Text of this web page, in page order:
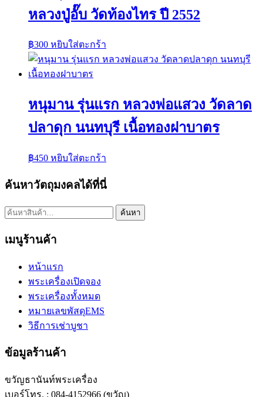
หลวงปู่อั๊บ วัดท้องไทร ปี 2552
฿300 หยิบใส่ตะกร้า
หนุมาน รุ่นแรก หลวงพ่อแสวง วัดลาด
ปลาดุก นนทบุรี เนื้อทองฝาบาตร
฿450 หยิบใส่ตะกร้า
ค้นหาวัตถุมงคลได้ที่นี่
ค้นหา: ค้นหา
เมนูร้านค้า
หน้าแรก
พระเครื่องเปิดจอง
พระเครื่องทั้งหมด
หมายเลขพัสดุEMS
วิธีการเช่าบูชา
ข้อมูลร้านค้า
ขวัญธานันท์พระเครื่อง
เบอร์โทร. : 084-4152966 (ขวัญ)